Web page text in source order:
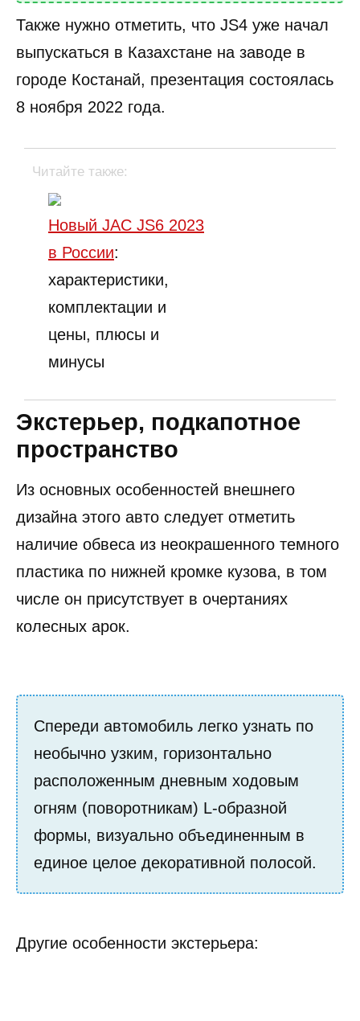
Также нужно отметить, что JS4 уже начал
выпускаться в Казахстане на заводе в
городе Костанай, презентация состоялась
8 ноября 2022 года.
Читайте также:
Новый JAC JS6 2023
в России:
характеристики,
комплектации и
цены, плюсы и
минусы
Экстерьер, подкапотное
пространство
Из основных особенностей внешнего
дизайна этого авто следует отметить
наличие обвеса из неокрашенного темного
пластика по нижней кромке кузова, в том
числе он присутствует в очертаниях
колесных арок.
Спереди автомобиль легко узнать по
необычно узким, горизонтально
расположенным дневным ходовым
огням (поворотникам) L-образной
формы, визуально объединенным в
единое целое декоративной полосой.
Другие особенности экстерьера: